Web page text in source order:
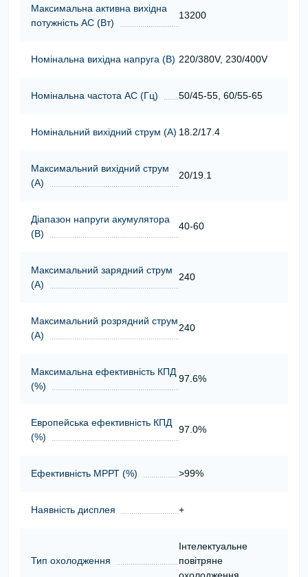
Максимальна активна вихідна
потужність АС (Вт)
13200
Номінальна вихідна напруга (В) 220/380V, 230/400V
Номінальна частота АС (Гц) 50/45-55, 60/55-65
Номінальний вихідний струм (А) 18.2/17.4
Максимальний вихідний струм
(А)
20/19.1
Діапазон напруги акумулятора
(В)
40-60
Максимальний зарядний струм
(А)
240
Максимальний розрядний струм
(А)
240
Максимальна ефективність КПД
(%)
97.6%
Европейська ефективність КПД
(%)
97.0%
Ефективність МРРТ (%) >99%
Наявність дисплея +
Тип охолодження
Інтелектуальне
повітряне